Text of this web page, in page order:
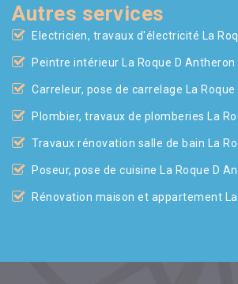
Autres services
Electricien, travaux d'électricité La
Peintre intérieur La Roque D Antheron
Carreleur, pose de carrelage La
Plombier, travaux de plomberies La
Travaux rénovation salle de bain La
Poseur, pose de cuisine La Roque D
Rénovation maison et appartement